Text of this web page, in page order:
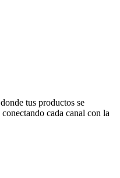
tus productos se
cada canal con la